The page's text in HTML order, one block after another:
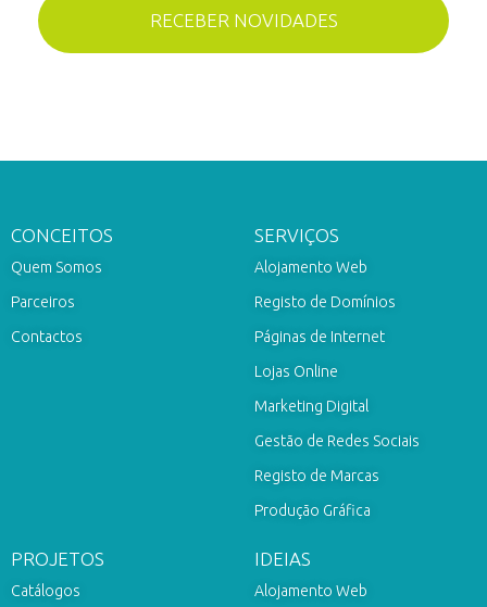
CONCEITOS
Quem Somos
Parceiros
Contactos
SERVIÇOS
Alojamento Web
Registo de Domínios
Páginas de Internet
Lojas Online
Marketing Digital
Gestão de Redes Sociais
Registo de Marcas
Produção Gráfica
PROJETOS
Catálogos
IDEIAS
Alojamento Web